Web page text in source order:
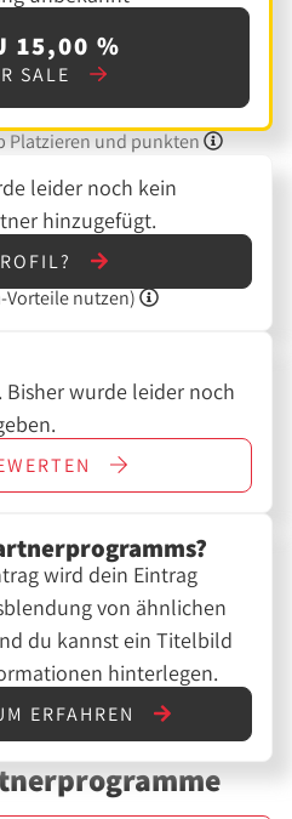
15,00 %
SALE
Platzieren und punkten
leider noch kein
hinzugefügt.
Vorteile nutzen)
wurde leider noch
wird dein Eintrag
von ähnlichen
du kannst ein Titelbild
hinterlegen.
ERFAHREN